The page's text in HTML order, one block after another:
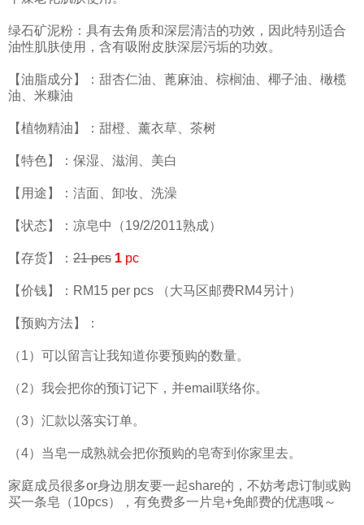
绿石矿泥粉：具有去角质和深层清洁的功效，因此特别适合
油性肌肤使用，含有吸附皮肤深层污垢的功效。
【油脂成分】：甜杏仁油、蓖麻油、棕榈油、椰子油、橄榄
油、米糠油
【植物精油】：甜橙、薰衣草、茶树
【特色】：保湿、滋润、美白
【用途】：洁面、卸妆、洗澡
【状态】：凉皂中（19/2/2011熟成）
【存货】： 21 pcs 1 pc
【价钱】：RM15 per pcs （大马区邮费RM4另计）
【预购方法】：
（1）可以留言让我知道你要预购的数量。
（2）我会把你的预订记下，并email联络你。
（3）汇款以落实订单。
（4）当皂一成熟就会把你预购的皂寄到你家里去。
家庭成员很多or身边朋友要一起share的，不妨考虑订制或购
买一条皂（10pcs），有免费多一片皂+免邮费的优惠哦～